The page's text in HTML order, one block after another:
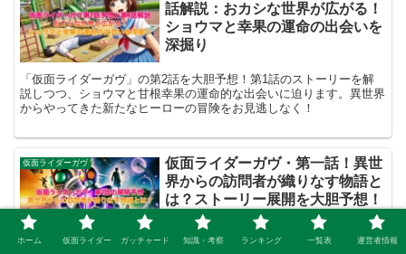
話解説：おカシな世界が広がる！
ショウマと幸果の運命の出会いを
深掘り
「仮面ライダーガヴ」の第2話を大胆予想！第1話のストーリーを解
説しつつ、ショウマと甘根幸果の運命的な出会いに迫ります。異世界
からやってきた新たなヒーローの冒険をお見逃しなく！
仮面ライダーガヴ
仮面ライダーガヴ・第一話！異世
界からの訪問者が織りなす物語と
は？ストーリー展開を大胆予想！
ホーム 仮面ライダー ガッチャード 知識・考察 ランキング 一覧表 運営者情報